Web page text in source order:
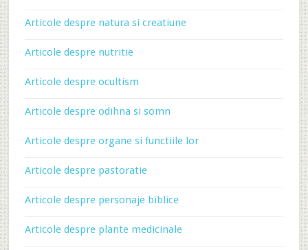
Articole despre natura si creatiune
Articole despre nutritie
Articole despre ocultism
Articole despre odihna si somn
Articole despre organe si functiile lor
Articole despre pastoratie
Articole despre personaje biblice
Articole despre plante medicinale